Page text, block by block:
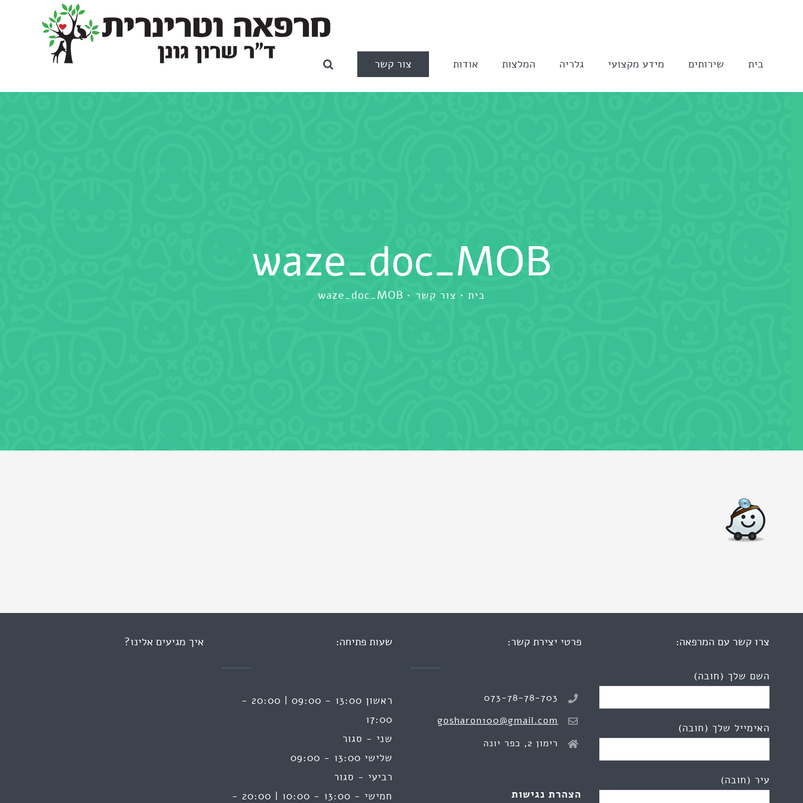
בית שירותים מידע מקצועי גלריה המלצות אודות צור קשר
waze_doc_MOB
בית צור קשר waze_doc_MOB
צרו קשר עם המרפאה:
השם שלך (חובה)
האימייל שלך (חובה)
עיר (חובה)
פרטי יצירת קשר:
073-78-78-703
gosharon100@gmail.com
רימון 2, כפר יונה
הצהרת נגישות
שעות פתיחה:
ראשון 13:00 - 09:00 | 20:00 -
17:00
שני - סגור
שלישי 13:00 - 09:00
רביעי - סגור
חמישי - 13:00 - 10:00 | 20:00 -
איך מגיעים אלינו?